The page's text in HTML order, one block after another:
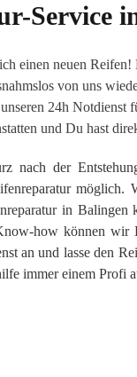
Service
einen neuen
von uns
24h
und Du hast
nach der
in
how können wir
an und lasse den
immer einem Profi